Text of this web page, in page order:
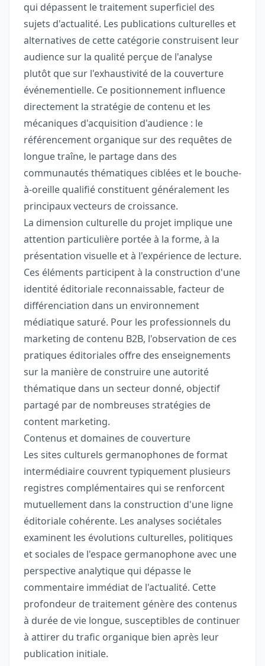
qui dépassent le traitement superficiel des
sujets d'actualité. Les publications culturelles et
alternatives de cette catégorie construisent leur
audience sur la qualité perçue de l'analyse
plutôt que sur l'exhaustivité de la couverture
événementielle. Ce positionnement influence
directement la stratégie de contenu et les
mécaniques d'acquisition d'audience : le
référencement organique sur des requêtes de
longue traîne, le partage dans des
communautés thématiques ciblées et le bouche-
à-oreille qualifié constituent généralement les
principaux vecteurs de croissance.
La dimension culturelle du projet implique une
attention particulière portée à la forme, à la
présentation visuelle et à l'expérience de lecture.
Ces éléments participent à la construction d'une
identité éditoriale reconnaissable, facteur de
différenciation dans un environnement
médiatique saturé. Pour les professionnels du
marketing de contenu B2B, l'observation de ces
pratiques éditoriales offre des enseignements
sur la manière de construire une autorité
thématique dans un secteur donné, objectif
partagé par de nombreuses stratégies de
content marketing.
Contenus et domaines de couverture
Les sites culturels germanophones de format
intermédiaire couvrent typiquement plusieurs
registres complémentaires qui se renforcent
mutuellement dans la construction d'une ligne
éditoriale cohérente. Les analyses sociétales
examinent les évolutions culturelles, politiques
et sociales de l'espace germanophone avec une
perspective analytique qui dépasse le
commentaire immédiat de l'actualité. Cette
profondeur de traitement génère des contenus
à durée de vie longue, susceptibles de continuer
à attirer du trafic organique bien après leur
publication initiale.